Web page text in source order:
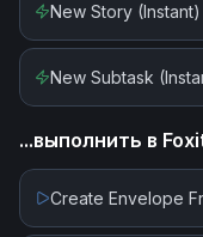
New Story (Instant)
New Subtask
...выполнить в
Create Envelope